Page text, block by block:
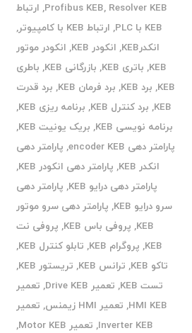
Profibus KEB, Resolver KEB
, ارتباط
KEB با PLC
, ارتباط KEB با کامپیوتر
,
انکدرKEB
, انکودر KEB , انکودر موتور
KEB
, باتری KEB , بازرگانی KEB , باطری
KEB
, برد KEB , برد فرمان KEB , برد قدرت
KEB
, برد کنترل KEB , برنامه ریزی KEB
,
برنامه نویسی KEB
, بریک یونیت KEB
,
پارامتر دهی encoder KEB
, پارامتر دهی
انکدر KEB
, پارامتر دهی انکودر KEB
,
پارامتر دهی درایو KEB
, پارامتر دهی
سرو درایو KEB
, پارامتر دهی سرو موتور
KEB
, پروفی باس KEB , پروفی نت
KEB
, پروگرام KEB , تابلو کنترل KEB
,
تاکو KEB
, ترانس KEB , تریستور KEB
,
تست KEB
, تعمیر Drive KEB , تعمیر
HMI KEB
, تعمیر HMI زیمنس , تعمیر
Inverter KEB
, تعمیر Motor KEB
,